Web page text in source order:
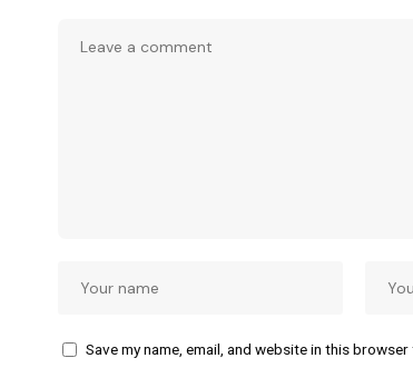
Save my name, email, and website in this